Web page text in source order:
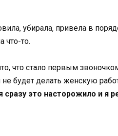
убирала, привела в
что-то.
что стало первым
не будет делать женскую
сразу это насторожило и я